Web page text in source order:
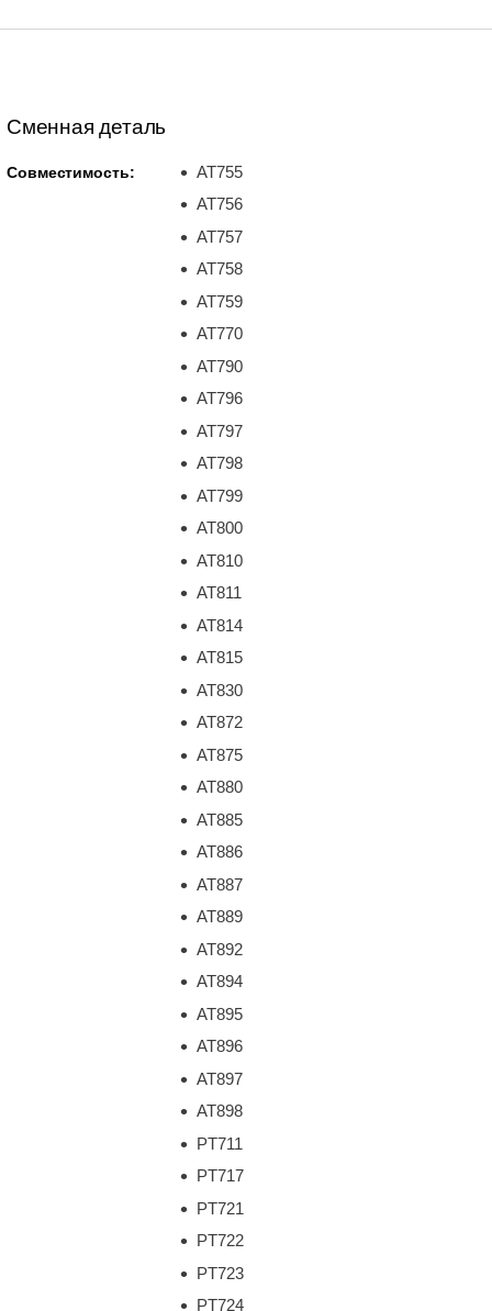
Сменная деталь
Совместимость:
AT755
AT756
AT757
AT758
AT759
AT770
AT790
AT796
AT797
AT798
AT799
AT800
AT810
AT811
AT814
AT815
AT830
AT872
AT875
AT880
AT885
AT886
AT887
AT889
AT892
AT894
AT895
AT896
AT897
AT898
PT711
PT717
PT721
PT722
PT723
PT724